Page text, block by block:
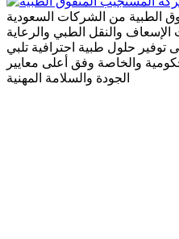
الطبية من الشركات السعودية
والنقل الطبي والرعاية
توفير حلول طبية احترافية تلبي
والخاصة وفق أعلى معايير
الجودة والسلامة المهنية